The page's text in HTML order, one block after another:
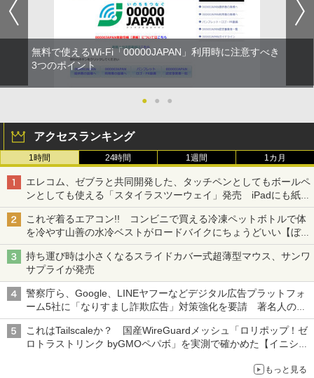
無料で使えるWi-Fi「00000JAPAN」利用時に注意すべき
3つのポイント
● ● ●
アクセスランキング
1時間 24時間 1週間 1カ月
エレコム、ゼブラと共同開発した、タッチペンとしてもボールペ
ンとしても使える「スタイラスツーウェイ」発売 iPadにも紙に
も、持ち替えずに書き込める
これぞ着るエアコン!! コンビニで買える冷凍ペットボトルで体
を冷やす山善の水冷ベストがロードバイクにちょうどいい【ぼっ
ち・ざ・ろーど！その14】【空いた時間でなにしてる？】
持ち運び時は小さくなるスライドカバー式超薄型マウス、サンワ
サプライが発売
警察庁ら、Google、LINEヤフーなどデジタル広告プラットフォ
ーム5社に「なりすまし詐欺広告」対策強化を要請 著名人の写
真や映像を使った投資詐欺などへの対策として
これはTailscaleか？ 国産WireGuardメッシュ「ロリポップ！ゼ
ロトラストリンク byGMOペパボ」を実測で確かめた【イニシャ
もっと見る